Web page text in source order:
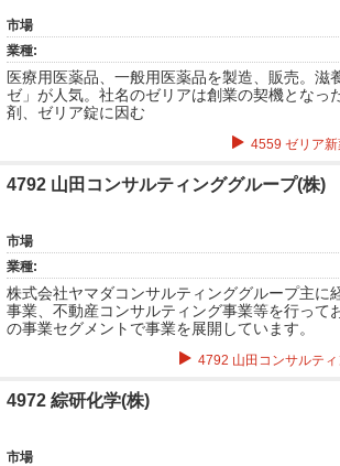
市場
業種:
医療用医薬品、一般用医薬品を製造、販売。滋
ゼ」が人気。社名のゼリアは創業の契機となっ
剤、ゼリア錠に因む
4559 ゼリア
4792 山田コンサルティンググループ(株)
市場
業種:
株式会社ヤマダコンサルティンググループ主に
事業、不動産コンサルティング事業等を行って
の事業セグメントで事業を展開しています。
4792 山田コンサルテ
4972 綜研化学(株)
市場